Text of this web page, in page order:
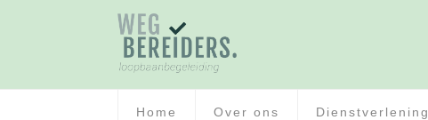
Home Over ons Dienstverlening